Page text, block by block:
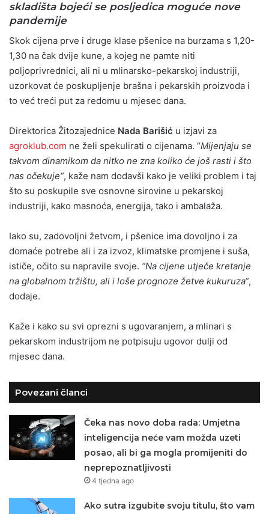
skladišta bojeći se posljedica moguće nove
pandemije
Skok cijena prve i druge klase pšenice na burzama s 1,20-
1,30 na čak dvije kune, a kojeg ne pamte niti
poljoprivrednici, ali ni u mlinarsko-pekarskoj industriji,
uzorkovat će poskupljenje brašna i pekarskih proizvoda i
to već treći put za redomu u mjesec dana.
Direktorica Žitozajednice Nada Barišić u izjavi za
agroklub.com ne želi spekulirati o cijenama. “Mijenjaju se
takvom dinamikom da nitko ne zna koliko će još rasti i što
nas očekuje“, kaže nam dodavši kako je veliki problem i taj
što su poskupile sve osnovne sirovine u pekarskoj
industriji, kako masnoća, energija, tako i ambalaža.
Iako su, zadovoljni žetvom, i pšenice ima dovoljno i za
domaće potrebe ali i za izvoz, klimatske promjene i suša,
ističe, očito su napravile svoje. “Na cijene utječe kretanje
na globalnom tržištu, ali i loše prognoze žetve kukuruza“,
dodaje.
Kaže i kako su svi oprezni s ugovaranjem, a mlinari s
pekarskom industrijom ne potpisuju ugovor dulji od
mjesec dana.
Povezani članci
Čeka nas novo doba rada: Umjetna
inteligencija neće vam možda uzeti
posao, ali bi ga mogla promijeniti do
neprepoznatljivosti
4 tjedna ago
Ako sutra izgubite svoju titulu, što vam